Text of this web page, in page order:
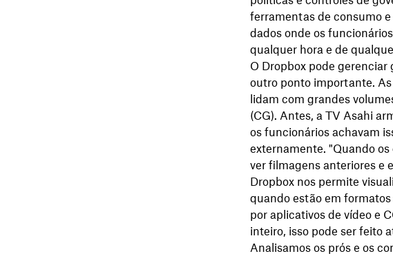
ferramentas de consumo
dados onde os
qualquer hora e de
O Dropbox pode
outro ponto importante.
lidam com grandes
(CG). Antes, a TV Asahi
os funcionários achavam
externamente. "Quando
ver filmagens anteriores e
Dropbox nos permite
quando estão em
por aplicativos de vídeo e
inteiro, isso pode ser feito
Analisamos os prós e os